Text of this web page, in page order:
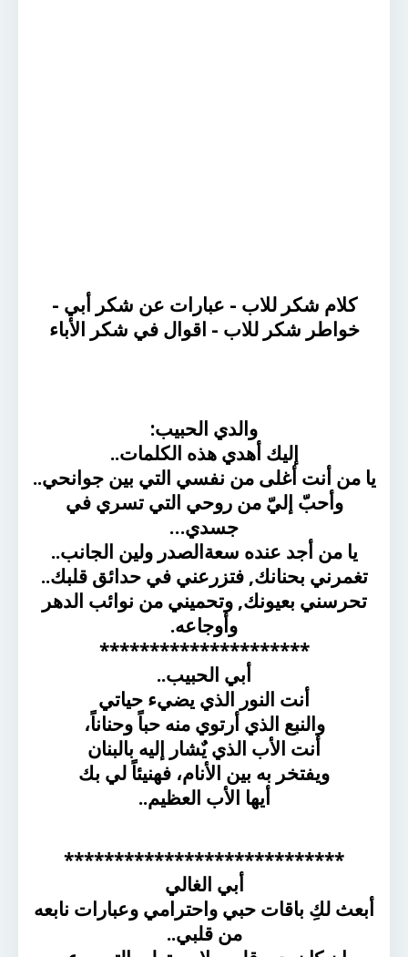
كلام شكر للاب - عبارات عن شكر أبي -
خواطر شكر للاب - اقوال في شكر الأباء
والدي الحبيب:
إليك أهدي هذه الكلمات..
يا من أنت أغلى من نفسي التي بين جوانحي..
وأحبّ إليّ من روحي التي تسري في
جسدي…
يا من أجد عنده سعةالصدر ولين الجانب..
تغمرني بحنانك, فتزرعني في حدائق قلبك..
تحرسني بعيونك, وتحميني من نوائب الدهر
وأوجاعه.
*********************
أبي الحبيب..
أنت النور الذي يضيء حياتي
والنبع الذي أرتوي منه حباً وحناناً،
أنت الأب الذي يٌشار إليه بالبنان
ويفتخر به بين الأنام، فهنيئاً لي بك
أيها الأب العظيم..
****************************
أبي الغالي
أبعث لكِ باقات حبي واحترامي وعبارات نابعه
من قلبي..